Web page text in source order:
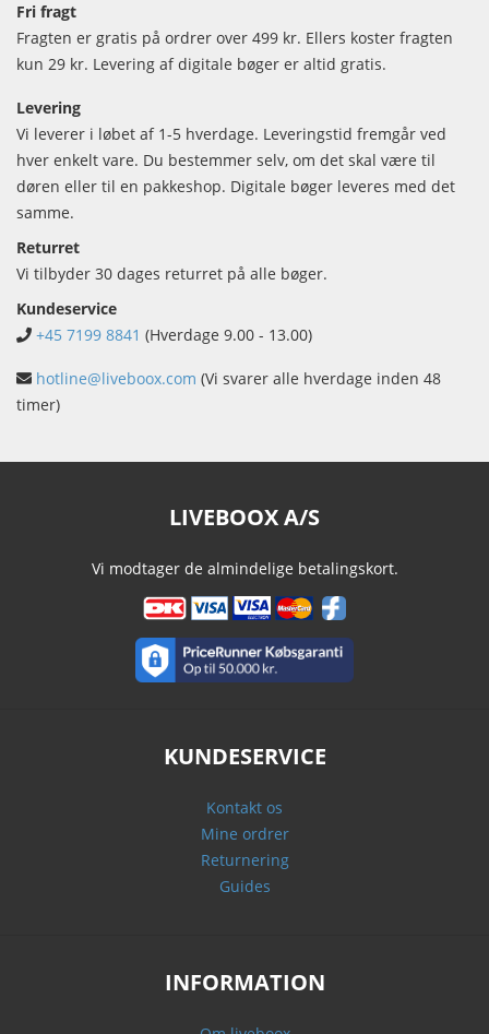
Fri fragt
Fragten er gratis på ordrer over 499 kr. Ellers koster fragten
kun 29 kr. Levering af digitale bøger er altid gratis.
Levering
Vi leverer i løbet af 1-5 hverdage. Leveringstid fremgår ved
hver enkelt vare. Du bestemmer selv, om det skal være til
døren eller til en pakkeshop. Digitale bøger leveres med det
samme.
Returret
Vi tilbyder 30 dages returret på alle bøger.
Kundeservice
+45 7199 8841 (Hverdage 9.00 - 13.00)
hotline@liveboox.com (Vi svarer alle hverdage inden 48
timer)
LIVEBOOX A/S
Vi modtager de almindelige betalingskort.
KUNDESERVICE
Kontakt os
Mine ordrer
Returnering
Guides
INFORMATION